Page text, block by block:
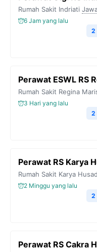
Rumah Sakit Indriati
6 Jam yang lalu
2
Perawat ESWL RS
Rumah Sakit Regina
3 Hari yang lalu
2
Perawat RS Karya
Rumah Sakit Karya
2 Minggu yang lalu
2
Perawat RS Cakra